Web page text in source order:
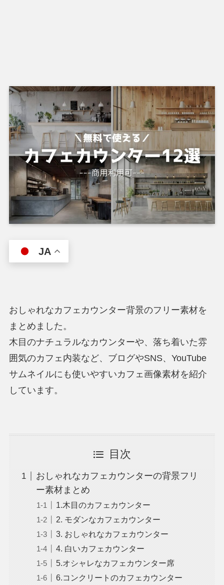
JA
おしゃれなカフェカウンター背景のフリー素材を
まとめました。
木目のナチュラルなカウンターや、落ち着いた雰
囲気のカフェ内装など、ブログやSNS、YouTube
サムネイルにも使いやすいカフェ画像素材を紹介
しています。
目次
おしゃれなカフェカウンターの背景フリ
ー素材まとめ
1.木目のカフェカウンター
2. モダンなカフェカウンター
3. おしゃれなカフェカウンター
4. 白いカフェカウンター
5.オシャレなカフェカウンター席
6.コンクリートのカフェカウンター